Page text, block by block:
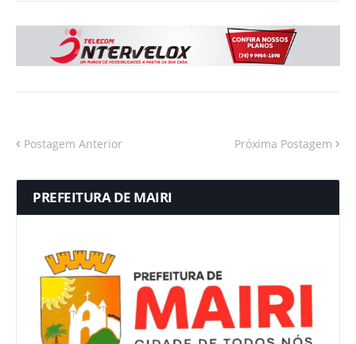
Postagem Anterior Próxima Postagem
PREFEITURA DE MAIRI